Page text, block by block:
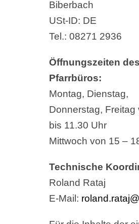
Biberbach
USt-ID: DE
Tel.: 08271 2936
Öffnungszeiten des
Pfarrbüros:
Montag, Dienstag,
Donnerstag, Freitag
bis 11.30 Uhr
Mittwoch von 15 –
Technische
Roland Rataj
E-Mail: